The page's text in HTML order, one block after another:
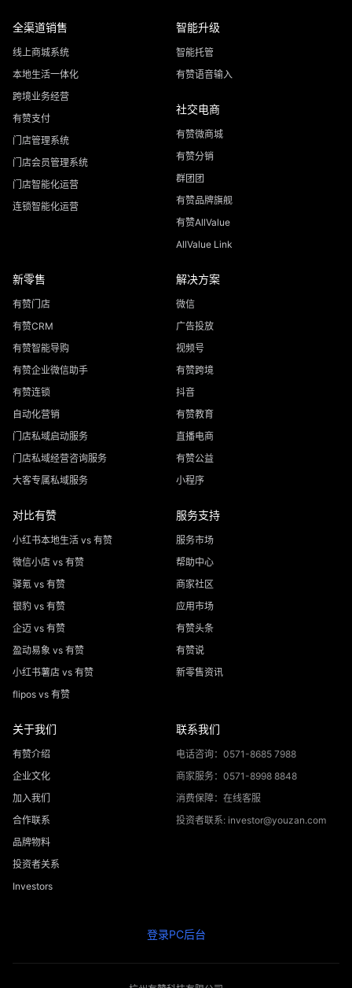
全渠道销售
线上商城系统
本地生活一体化
跨境业务经营
有赞支付
门店管理系统
门店会员管理系统
门店智能化运营
连锁智能化运营
智能升级
智能托管
有赞语音输入
社交电商
有赞微商城
有赞分销
群团团
有赞品牌旗舰
有赞AllValue
AllValue Link
新零售
有赞门店
有赞CRM
有赞智能导购
有赞企业微信助手
有赞连锁
自动化营销
门店私域启动服务
门店私域经营咨询服务
大客专属私域服务
解决方案
微信
广告投放
视频号
有赞跨境
抖音
有赞教育
直播电商
有赞公益
小程序
对比有赞
小红书本地生活 vs 有赞
微信小店 vs 有赞
驿氪 vs 有赞
银豹 vs 有赞
企迈 vs 有赞
盈动易象 vs 有赞
小红书薯店 vs 有赞
flipos vs 有赞
服务支持
服务市场
帮助中心
商家社区
应用市场
有赞头条
有赞说
新零售资讯
关于我们
有赞介绍
企业文化
加入我们
合作联系
品牌物料
投资者关系
Investors
联系我们
电话咨询：0571-8685 7988
商家服务：0571-8998 8848
消费保障：在线客服
投资者联系: investor@youzan.com
登录PC后台